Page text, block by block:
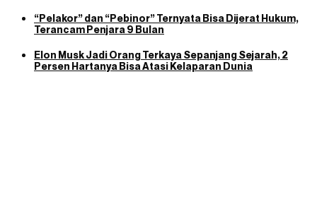
“Pelakor” dan “Pebinor” Ternyata Bisa Dijerat Hukum,
Terancam Penjara 9 Bulan
Elon Musk Jadi Orang Terkaya Sepanjang Sejarah, 2
Persen Hartanya Bisa Atasi Kelaparan Dunia